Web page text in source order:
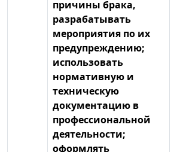
причины брака,
разрабатывать
мероприятия по их
предупреждению;
использовать
нормативную и
техническую
документацию в
профессиональной
деятельности;
оформлять